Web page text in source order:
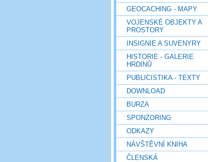
GEOCACHING - MAPY
VOJENSKÉ OBJEKTY A
PROSTORY
INSIGNIE A SUVENYRY
HISTORIE - GALERIE
HRDINŮ
PUBLICISTIKA - TEXTY
DOWNLOAD
BURZA
SPONZORING
ODKAZY
NÁVŠTĚVNÍ KNIHA
ČLENSKÁ